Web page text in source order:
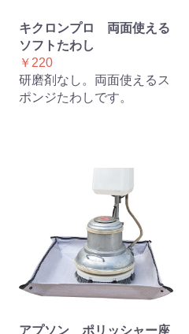
キクロンプロ 両面使える
ソフトたわし
￥220
研磨剤なし。両面使えるス
ポンジたわしです。
アプソン ポリッシャー座